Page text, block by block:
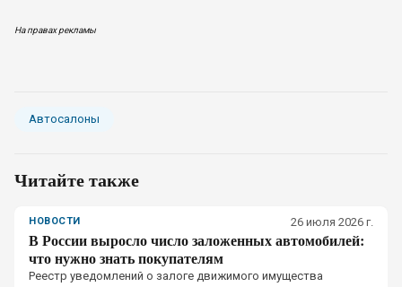
На правах рекламы
Автосалоны
Читайте также
НОВОСТИ 26 июля 2026 г.
В России выросло число заложенных автомобилей:
что нужно знать покупателям
Реестр уведомлений о залоге движимого имущества